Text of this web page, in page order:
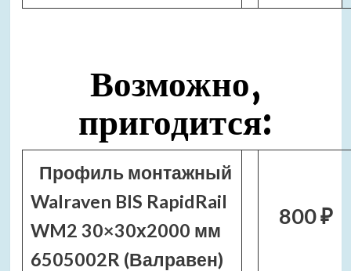
Возможно,
пригодится:
Профиль монтажный
Walraven BIS RapidRail
WM2 30×30х2000 мм
6505002R (Валравен)
800 ₽